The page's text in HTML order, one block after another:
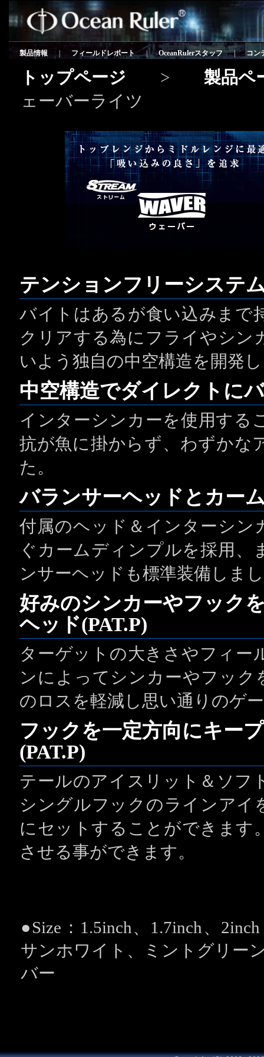
製品情報 | フィールドレポート | OceanRulerスタッフ | コン
トップページ > 製品ペ
ェーバーライツ
テンションフリーシステ
バイトはあるが食い込みまで
クリアする為にフライやシン
いよう独自の中空構造を開発
中空構造でダイレクトに
インターシンカーを使用する
抗が魚に掛からず、わずかな
た。
バランサーヘッドとカー
付属のヘッド＆インターシン
ぐカームディンプルを採用、
ンサーヘッドも標準装備しま
好みのシンカーやフック
ヘッド(PAT.P)
ターゲットの大きさやフィー
ンによってシンカーやフック
のロスを軽減し思い通りのゲ
フックを一定方向にキー
(PAT.P)
テールのアイスリット＆ソフ
シングルフックのラインアイ
にセットすることができます
させる事ができます。
●Size：1.5inch、1.7inch、
サンホワイト、ミントグリー
バー